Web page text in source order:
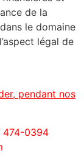
de la
le domaine
légal de
pendant nos
474-0394